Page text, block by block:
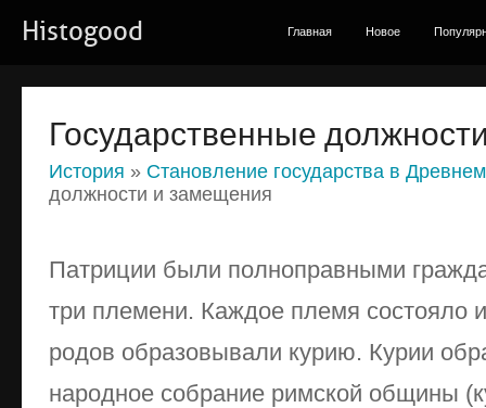
Histogood Главная Новое
Государственные
История » Становление государства в
должности и замещения
Патриции были полноправными
три племени. Каждое племя состояло
родов образовывали курию. Курии
народное собрание римской общины